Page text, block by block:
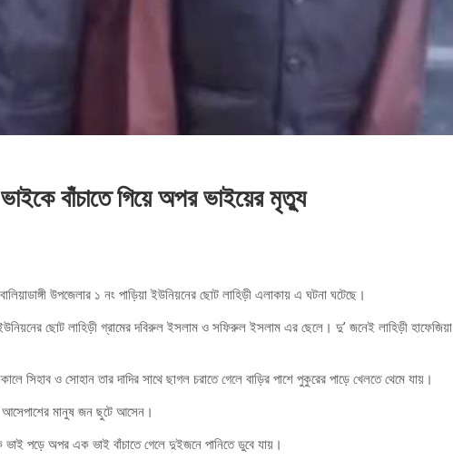
বাঁচাতে গিয়ে অপর ভাইয়ের মৃত্যু
উপজেলার ১ নং পাড়িয়া ইউনিয়নের ছোট লাহিড়ী এলাকায় এ ঘটনা ঘটেছে।
ছোট লাহিড়ী গ্রামের দবিরুল ইসলাম ও সফিরুল ইসলাম এর ছেলে। দু’ জনেই লাহিড়ী হাফেজিয়া
সিহাব ও সোহান তার দাদির সাথে ছাগল চরাতে গেলে বাড়ির পাশে পুকুরের পাড়ে খেলতে থেমে যায়।
আসেপাশের মানুষ জন ছুটে আসেন।
ভাই পড়ে অপর এক ভাই বাঁচাতে গেলে দুইজনে পানিতে ডুবে যায়।